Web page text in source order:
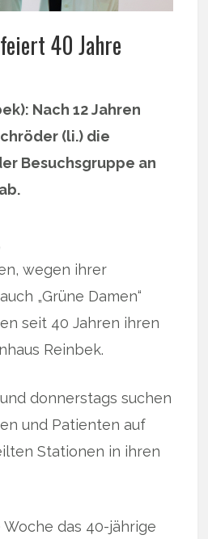
40 Jahre
Nach 12 Jahren
(li.) die
Besuchsgruppe an
wegen ihrer
„Grüne Damen“
seit 40 Jahren ihren
Reinbek.
donnerstags suchen
und Patienten auf
Stationen in ihren
das 40-jährige